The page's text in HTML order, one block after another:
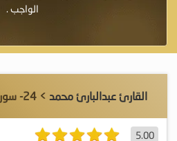
الواجب .
القارئ عبدالبارئ محمد > 24- سورة النّور
5.00